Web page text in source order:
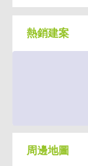
✅垃圾集中
❤️❤️❤️稀有
熱銷建案
周邊地圖